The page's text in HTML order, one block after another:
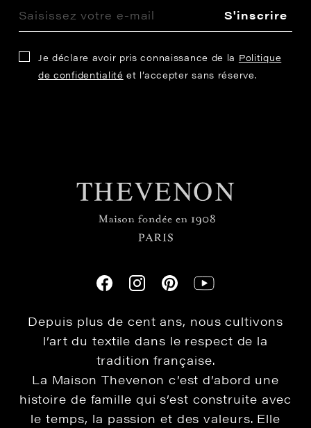
S'inscrire
Je déclare avoir pris connaissance de la Politique
de confidentialité et l’accepter sans réserve.
Depuis plus de cent ans, nous cultivons
l’art du textile dans le respect de la
tradition française.
La Maison Thevenon c’est d’abord une
histoire de famille qui s’est construite avec
le temps, la passion et des valeurs. Elle